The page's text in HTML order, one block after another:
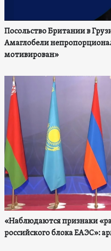
Посольство Британии в
Амаглобели
мотивирован»
«Наблюдаются признаки
российского блока ЕАЭС»: